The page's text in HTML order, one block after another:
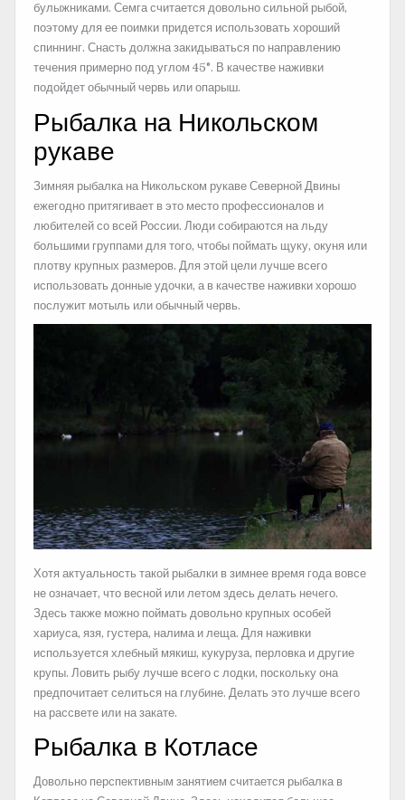
булыжниками. Семга считается довольно сильной рыбой,
поэтому для ее поимки придется использовать хороший
спиннинг. Снасть должна закидываться по направлению
течения примерно под углом 45°. В качестве наживки
подойдет обычный червь или опарыш.
Рыбалка на Никольском
рукаве
Зимняя рыбалка на Никольском рукаве Северной Двины
ежегодно притягивает в это место профессионалов и
любителей со всей России. Люди собираются на льду
большими группами для того, чтобы поймать щуку, окуня или
плотву крупных размеров. Для этой цели лучше всего
использовать донные удочки, а в качестве наживки хорошо
послужит мотыль или обычный червь.
Хотя актуальность такой рыбалки в зимнее время года вовсе
не означает, что весной или летом здесь делать нечего.
Здесь также можно поймать довольно крупных особей
хариуса, язя, густера, налима и леща. Для наживки
используется хлебный мякиш, кукуруза, перловка и другие
крупы. Ловить рыбу лучше всего с лодки, поскольку она
предпочитает селиться на глубине. Делать это лучше всего
на рассвете или на закате.
Рыбалка в Котласе
Довольно перспективным занятием считается рыбалка в